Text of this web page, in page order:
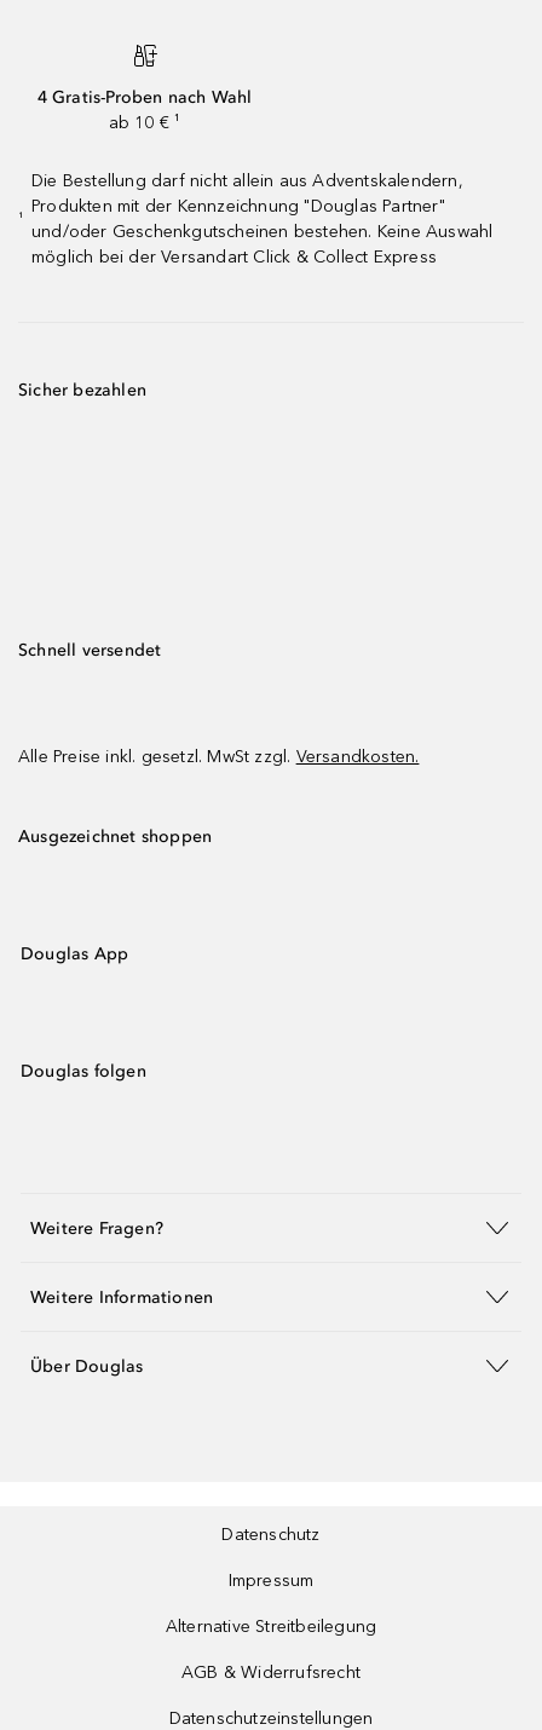
4 Gratis-Proben nach Wahl
ab 10 € ¹
¹
Die Bestellung darf nicht allein aus Adventskalendern,
Produkten mit der Kennzeichnung "Douglas Partner"
und/oder Geschenkgutscheinen bestehen. Keine Auswahl
möglich bei der Versandart Click & Collect Express
Sicher bezahlen
Schnell versendet
Alle Preise inkl. gesetzl. MwSt zzgl. Versandkosten.
Ausgezeichnet shoppen
Douglas App
Douglas folgen
Weitere Fragen?
Weitere Informationen
Über Douglas
Datenschutz
Impressum
Alternative Streitbeilegung
AGB & Widerrufsrecht
Datenschutzeinstellungen